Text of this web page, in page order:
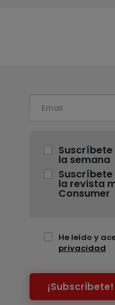
Suscríbete
la semana
la revista
Consumer
He leído y
privacidad
¡Subscríbete!